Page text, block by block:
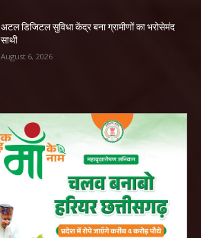
अटल डिजिटल सुविधा केंद्र बना ग्रामीणों का भरोसेमंद
साथी
August 6, 2026